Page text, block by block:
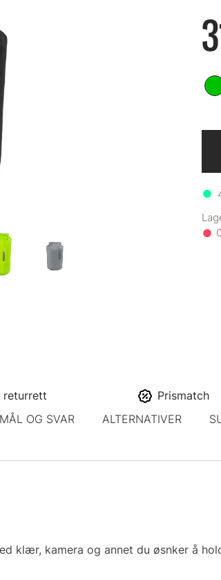
returrett Prismatch
OG SVAR ALTERNATIVER
klær, kamera og annet du øsnker å